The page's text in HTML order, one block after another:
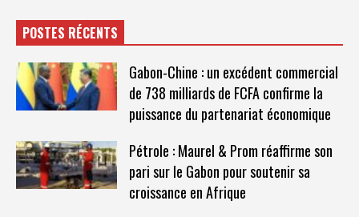
POSTES RÉCENTS
Gabon-Chine : un excédent commercial
de 738 milliards de FCFA confirme la
puissance du partenariat économique
Pétrole : Maurel & Prom réaffirme son
pari sur le Gabon pour soutenir sa
croissance en Afrique